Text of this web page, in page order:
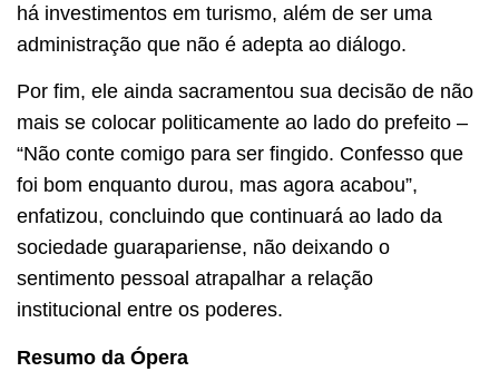
há investimentos em turismo, além de ser uma
administração que não é adepta ao diálogo.
Por fim, ele ainda sacramentou sua decisão de não
mais se colocar politicamente ao lado do prefeito –
“Não conte comigo para ser fingido. Confesso que
foi bom enquanto durou, mas agora acabou”,
enfatizou, concluindo que continuará ao lado da
sociedade guarapariense, não deixando o
sentimento pessoal atrapalhar a relação
institucional entre os poderes.
Resumo da Ópera